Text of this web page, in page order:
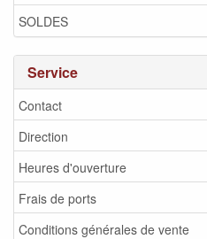
SOLDES
Service
Contact
Direction
Heures d'ouverture
Frais de ports
Conditions générales de vente